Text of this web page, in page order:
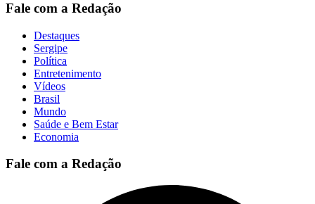
Fale com a Redação
Destaques
Sergipe
Política
Entretenimento
Vídeos
Brasil
Mundo
Saúde e Bem Estar
Economia
Fale com a Redação